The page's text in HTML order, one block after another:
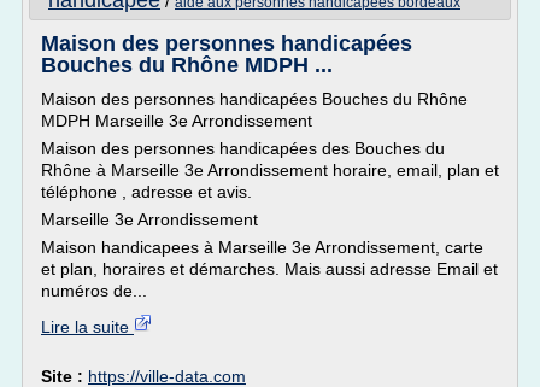
Maison des personnes handicapées
Bouches du Rhône MDPH ...
Maison des personnes handicapées Bouches du Rhône
MDPH Marseille 3e Arrondissement
Maison des personnes handicapées des Bouches du
Rhône à Marseille 3e Arrondissement horaire, email, plan et
téléphone , adresse et avis.
Marseille 3e Arrondissement
Maison handicapees à Marseille 3e Arrondissement, carte
et plan, horaires et démarches. Mais aussi adresse Email et
numéros de...
Lire la suite
Site : https://ville-data.com